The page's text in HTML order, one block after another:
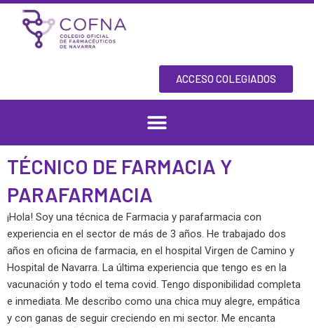
Skip
content
ACCESO COLEGIADOS
TÉCNICO DE FARMACIA Y
PARAFARMACIA
¡Hola! Soy una técnica de Farmacia y parafarmacia con
experiencia en el sector de más de 3 años. He trabajado dos
años en oficina de farmacia, en el hospital Virgen de Camino y
Hospital de Navarra. La última experiencia que tengo es en la
vacunación y todo el tema covid. Tengo disponibilidad completa
e inmediata. Me describo como una chica muy alegre, empática
y con ganas de seguir creciendo en mi sector. Me encanta